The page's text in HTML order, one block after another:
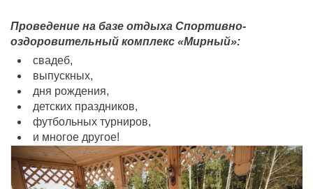
Проведение на базе отдыха Спортивно-
оздоровительный комплекс «Мирный»:
свадеб,
выпускных,
дня рождения,
детских праздников,
футбольных турниров,
и многое другое!